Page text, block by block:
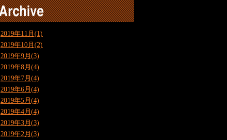
2019年11月(1)
2019年10月(2)
2019年9月(3)
2019年8月(4)
2019年7月(4)
2019年6月(4)
2019年5月(4)
2019年4月(4)
2019年3月(3)
2019年2月(3)